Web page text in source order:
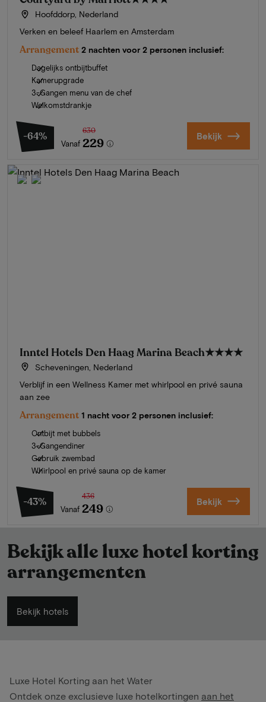
Hoofddorp, Nederland
Verken en beleef Haarlem en Amsterdam
Arrangement 2 nachten voor 2 personen inclusief:
Dagelijks ontbijtbuffet
Kamerupgrade
3-Gangen menu van de chef
Welkomstdrankje
-64%
Vanaf
630
229 Bekijk
Inntel Hotels Den Haag Marina Beach★★★★
Scheveningen, Nederland
Verblijf in een Wellness Kamer met whirlpool en privé sauna
aan zee
Arrangement 1 nacht voor 2 personen inclusief:
Ontbijt met bubbels
3-Gangendiner
Gebruik zwembad
Whirlpool en privé sauna op de kamer
-43%
Vanaf
436
249 Bekijk
Bekijk alle luxe hotel korting
arrangementen
Bekijk hotels
Luxe Hotel Korting aan het Water
Ontdek onze exclusieve luxe hotelkortingen aan het